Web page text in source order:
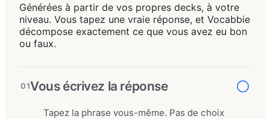
Générées à partir de vos propres decks, à votre
niveau. Vous tapez une vraie réponse, et Vocabbie
décompose exactement ce que vous avez eu bon
ou faux.
01Vous écrivez la réponse
Tapez la phrase vous-même. Pas de choix